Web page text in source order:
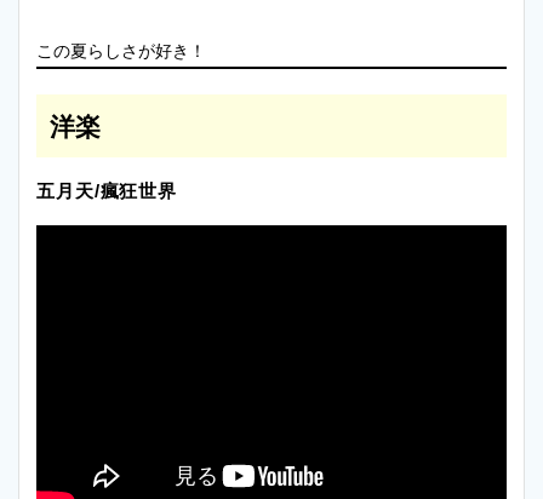
この夏らしさが好き！
洋楽
五月天/瘋狂世界